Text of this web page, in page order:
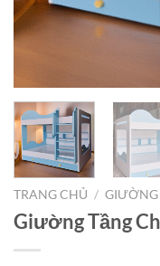
TRANG CHỦ / GIƯỜNG
Giường Tầng